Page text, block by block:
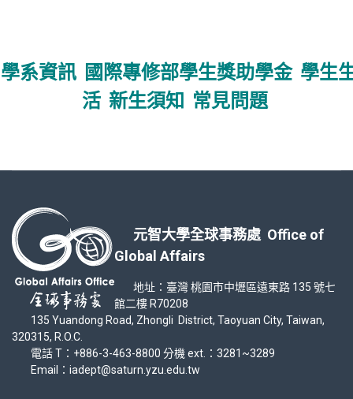
學系資訊 國際專修部學生獎助學金 學生
活 新生須知 常見問題
元智大學全球事務處 Office of
Global Affairs
地址：臺灣 桃園市中壢區遠東路 135 號七
館二樓 R70208
135 Yuandong Road, Zhongli District, Taoyuan City, Taiwan,
320315, R.O.C.
電話 T：+886-3-463-8800 分機 ext.：3281~3289
Email：iadept@saturn.yzu.edu.tw